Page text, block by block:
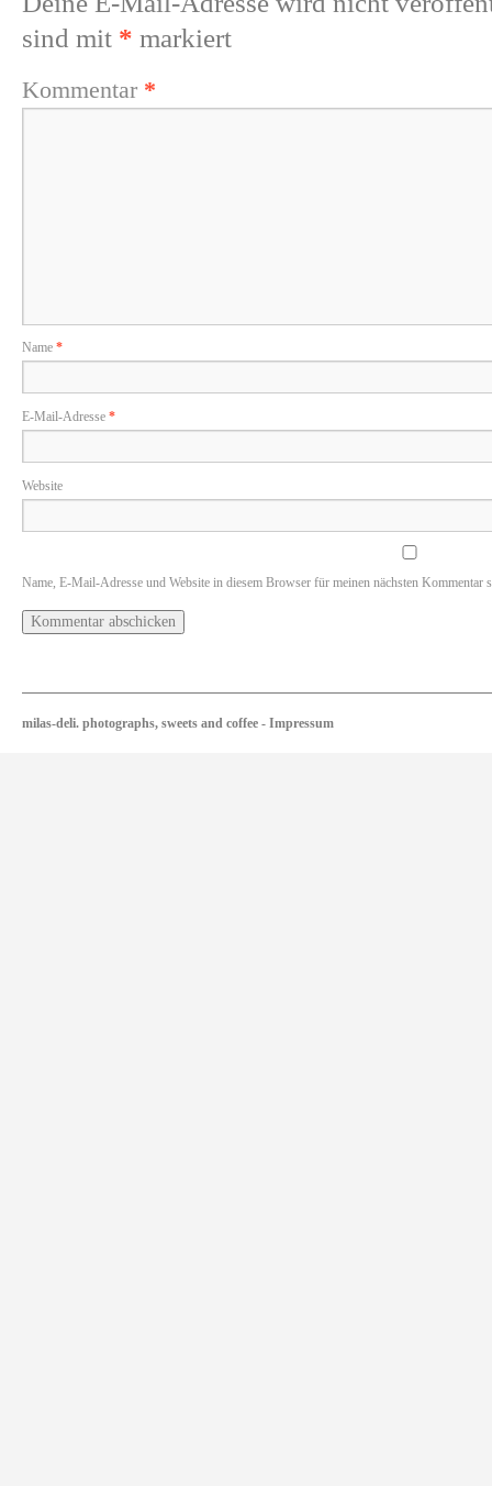
sind mit * markiert
Kommentar *
Name *
E-Mail-Adresse *
Website
Name, E-Mail-Adresse und Website in diesem Browser für meinen nächsten Kommentar
milas-deli. photographs, sweets and coffee - Impressum